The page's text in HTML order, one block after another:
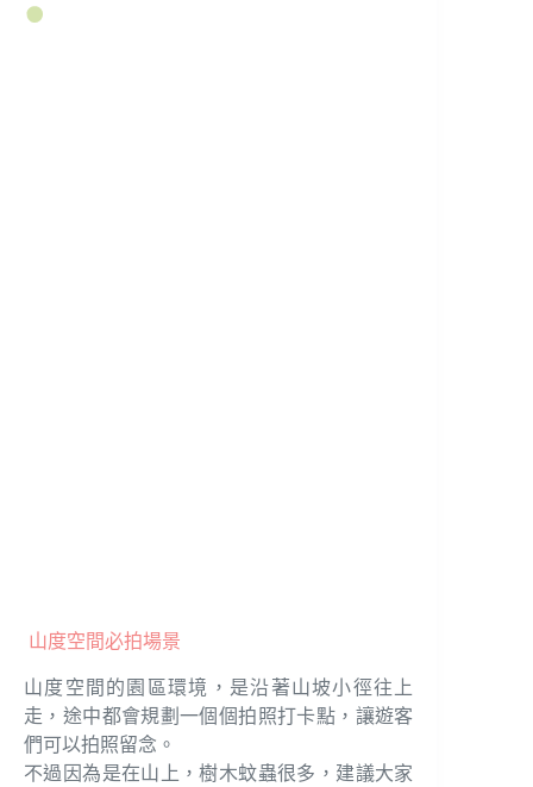
山度空間必拍場景
山度空間的園區環境，是沿著山坡小徑往上
走，途中都會規劃一個個拍照打卡點，讓遊客
們可以拍照留念。
不過因為是在山上，樹木蚊蟲很多，建議大家